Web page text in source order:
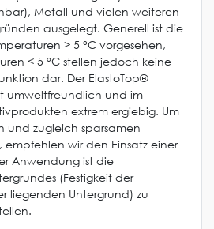
Metall und vielen weiteren
ausgelegt. Generell ist die
> 5 °C vorgesehen,
< 5 °C stellen jedoch keine
dar. Der ElastoTop®
umweltfreundlich und im
extrem ergiebig. Um
und zugleich sparsamen
empfehlen wir den Einsatz einer
Anwendung ist die
(Festigkeit der
liegenden Untergrund) zu